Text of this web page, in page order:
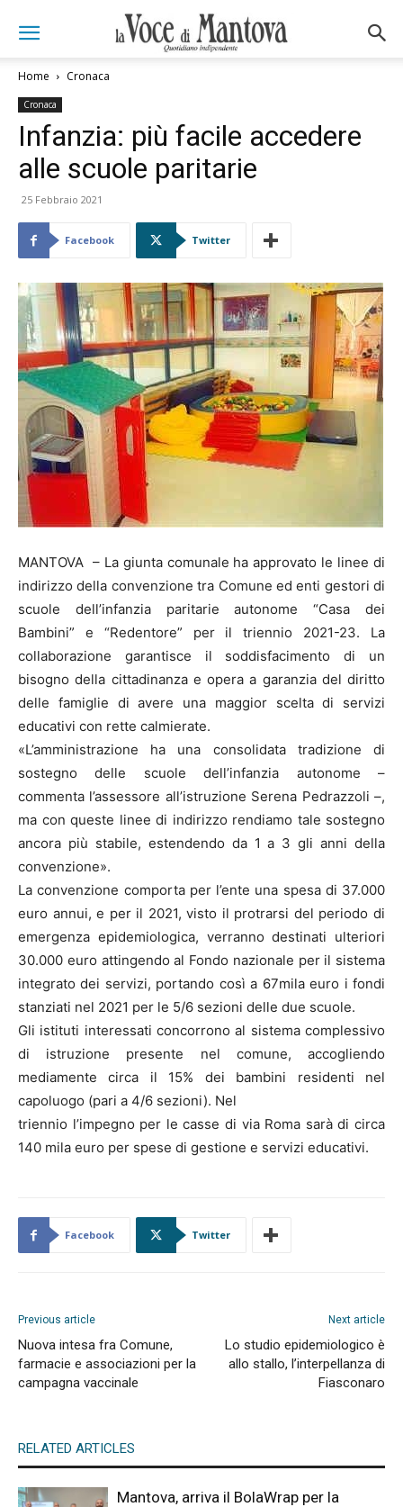
Home Cronaca
Cronaca
Infanzia: più facile accedere
alle scuole paritarie
25 Febbraio 2021
Facebook Twitter
MANTOVA – La giunta comunale ha approvato le linee di
indirizzo della convenzione tra Comune ed enti gestori di
scuole dell’infanzia paritarie autonome “Casa dei
Bambini” e “Redentore” per il triennio 2021-23. La
collaborazione garantisce il soddisfacimento di un
bisogno della cittadinanza e opera a garanzia del diritto
delle famiglie di avere una maggior scelta di servizi
educativi con rette calmierate.
«L’amministrazione ha una consolidata tradizione di
sostegno delle scuole dell’infanzia autonome –
commenta l’assessore all’istruzione Serena Pedrazzoli –,
ma con queste linee di indirizzo rendiamo tale sostegno
ancora più stabile, estendendo da 1 a 3 gli anni della
convenzione».
La convenzione comporta per l’ente una spesa di 37.000
euro annui, e per il 2021, visto il protrarsi del periodo di
emergenza epidemiologica, verranno destinati ulteriori
30.000 euro attingendo al Fondo nazionale per il sistema
integrato dei servizi, portando così a 67mila euro i fondi
stanziati nel 2021 per le 5/6 sezioni delle due scuole.
Gli istituti interessati concorrono al sistema complessivo
di istruzione presente nel comune, accogliendo
mediamente circa il 15% dei bambini residenti nel
capoluogo (pari a 4/6 sezioni). Nel
triennio l’impegno per le casse di via Roma sarà di circa
140 mila euro per spese di gestione e servizi educativi.
Facebook Twitter
Previous article
Nuova intesa fra Comune,
farmacie e associazioni per la
campagna vaccinale
Next article
Lo studio epidemiologico è
allo stallo, l’interpellanza di
Fiasconaro
RELATED ARTICLES
Mantova, arriva il BolaWrap per la